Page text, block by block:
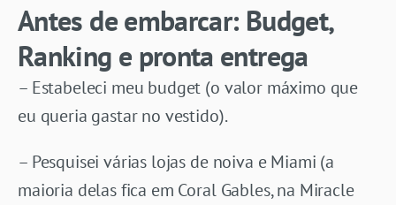
Antes de embarcar: Budget,
Ranking e pronta entrega
– Estabeleci meu budget (o valor máximo que
eu queria gastar no vestido).
– Pesquisei várias lojas de noiva e Miami (a
maioria delas fica em Coral Gables, na Miracle